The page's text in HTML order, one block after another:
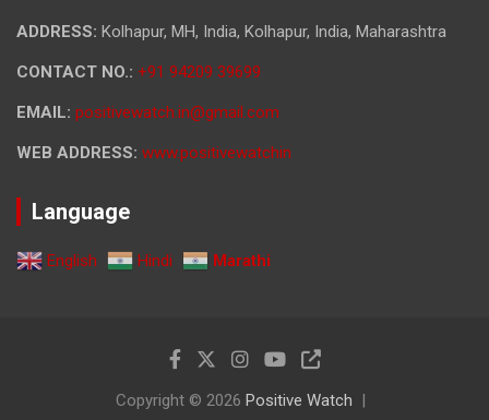
ADDRESS: Kolhapur, MH, India, Kolhapur, India, Maharashtra
CONTACT NO.: +91 94209 39699
EMAIL: positivewatch.in@gmail.com
WEB ADDRESS: www.positivewatchin
Language
English Hindi Marathi
Copyright © 2026 Positive Watch